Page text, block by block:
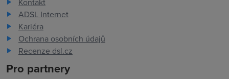
ADSL Internet
Kariéra
Ochrana osobních údajů
Recenze dsl.cz
Pro partnery